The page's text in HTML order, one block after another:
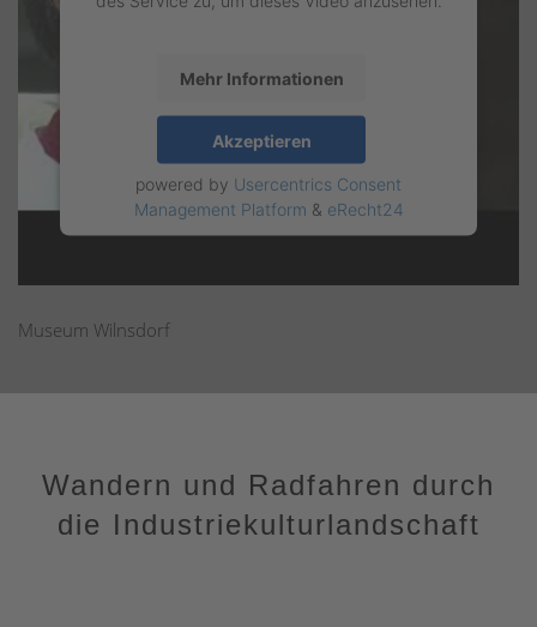
Mehr Informationen
Akzeptieren
powered by Usercentrics Consent
Management Platform & eRecht24
Museum Wilnsdorf
Wandern und Radfahren durch
die Industriekulturlandschaft